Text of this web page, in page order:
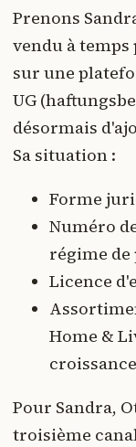
Prenons
vendu à
sur une
UG
désormais
Sa situation :
Forme
Numéro
régime
Licence
Home &
Pour Sandra,
troisième